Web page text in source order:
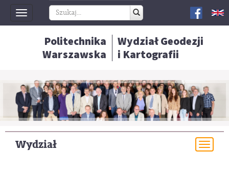
Toggle
navigation
Politechnika
Warszawska
Wydział Geodezji
i Kartografii
Wydział